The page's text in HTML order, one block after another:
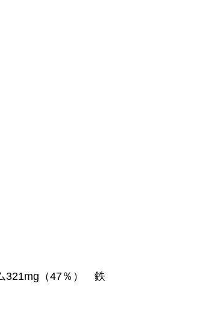
321mg（47％） 鉄